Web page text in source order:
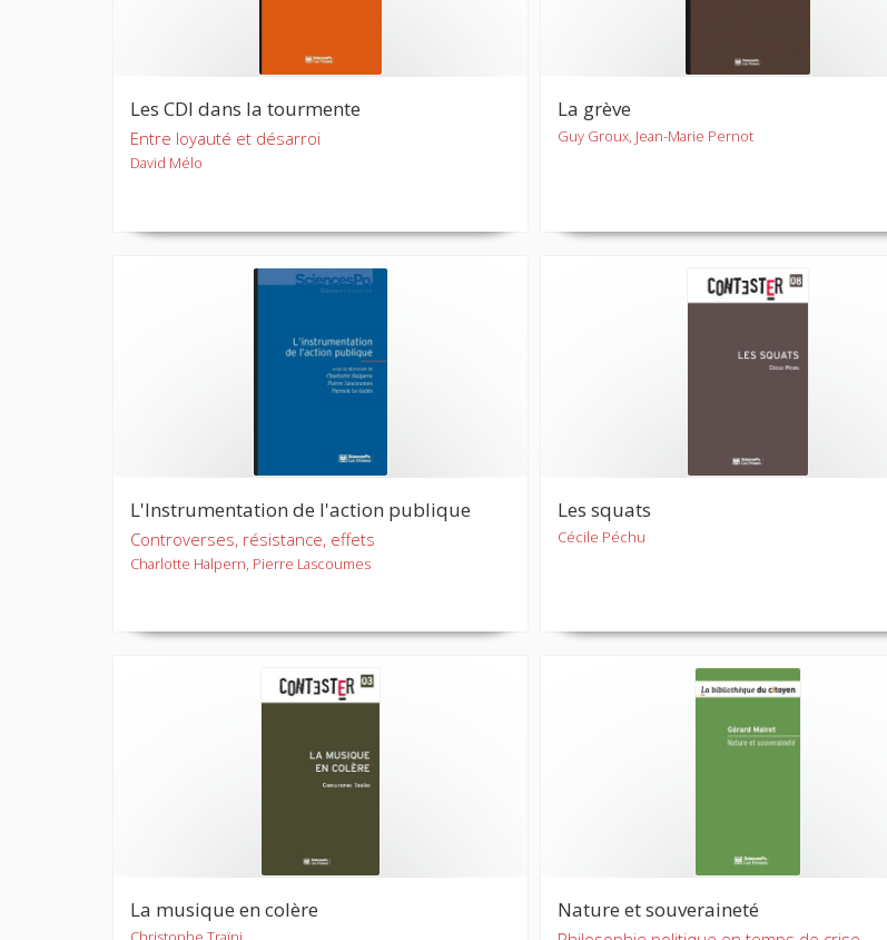
Les CDI dans la tourmente
Entre loyauté et désarroi
David Mélo
La grève
Guy Groux, Jean-Marie Pernot
L'Instrumentation de l'action publique
Controverses, résistance, effets
Charlotte Halpern, Pierre Lascoumes
Les squats
Cécile Péchu
La musique en colère Nature et souveraineté